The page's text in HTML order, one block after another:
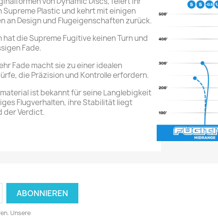
Plastic und kehrt mit einigen
an Design und Flugeigenschaften zurück.
die Supreme Fugitive keinen Turn und
Fade.
Fade macht sie zu einer idealen
die Präzision und Kontrolle erfordern.
ist bekannt für seine Langlebigkeit
Flugverhalten, ihre Stabilität liegt
der Verdict.
Unsere